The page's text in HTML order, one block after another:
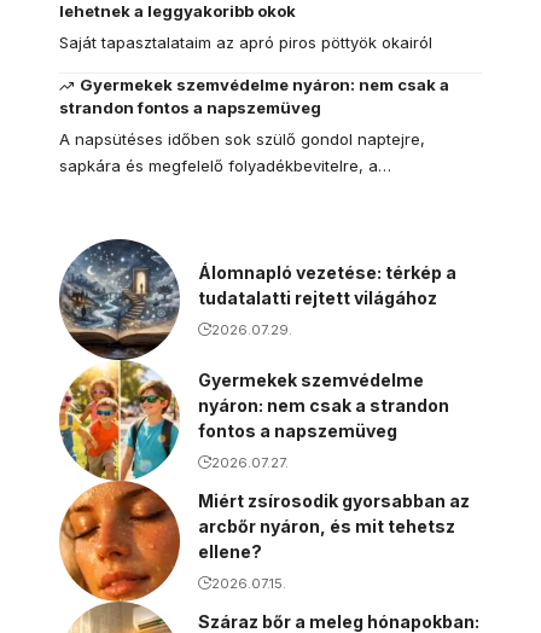
lehetnek a leggyakoribb okok
Saját tapasztalataim az apró piros pöttyök okairól
Gyermekek szemvédelme nyáron: nem csak a
strandon fontos a napszemüveg
A napsütéses időben sok szülő gondol naptejre,
sapkára és megfelelő folyadékbevitelre, a…
Álomnapló vezetése: térkép a
tudatalatti rejtett világához
2026.07.29.
Gyermekek szemvédelme
nyáron: nem csak a strandon
fontos a napszemüveg
2026.07.27.
Miért zsírosodik gyorsabban az
arcbőr nyáron, és mit tehetsz
ellene?
2026.07.15.
Száraz bőr a meleg hónapokban: